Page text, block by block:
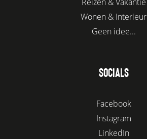
Wonen & Interieur
Geen idee...
SOCIALS
Facebook
Instagram
LinkedIn